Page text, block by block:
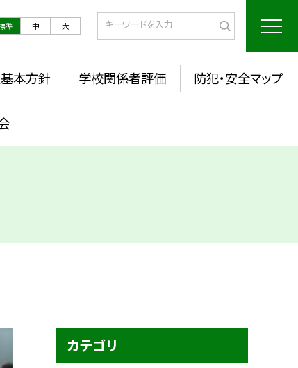
準 中 大
本方針 学校関係者評価 防犯・安全マップ
カテゴリ